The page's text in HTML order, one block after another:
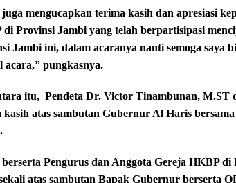
juga mengucapkan terima kasih dan apresiasi
di Provinsi Jambi yang telah berpartisipasi
Jambi ini, dalam acaranya nanti semoga saya
acara,” pungkasnya.
itu, Pendeta Dr. Victor Tinambunan, M.ST
kasih atas sambutan Gubernur Al Haris
berserta Pengurus dan Anggota Gereja HKBP
atas sambutan Bapak Gubernur berserta